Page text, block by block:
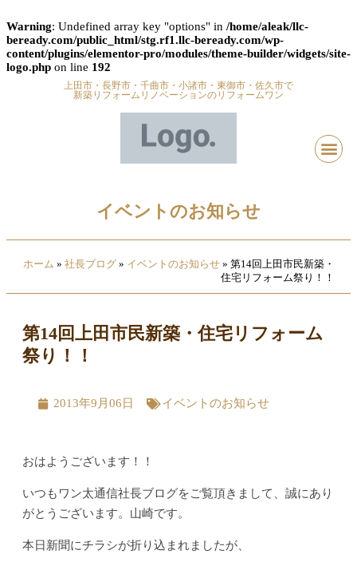
Warning: Undefined array key "options" in /home/aleak/llc-
beready.com/public_html/stg.rf1.llc-beready.com/wp-
content/plugins/elementor-pro/modules/theme-builder/widgets/site-
logo.php on line 192
上田市・長野市・千曲市・小諸市・東御市・佐久市で
新築リフォームリノベーションのリフォームワン
イベントのお知らせ
ホーム » 社長ブログ » イベントのお知らせ » 第14回上田市民新築・
住宅リフォーム祭り！！
第14回上田市民新築・住宅リフォーム
祭り！！
2013年9月06日 イベントのお知らせ
おはようございます！！
いつもワン太通信社長ブログをご覧頂きまして、誠にあり
がとうございます。山崎です。
本日新聞にチラシが折り込まれましたが、